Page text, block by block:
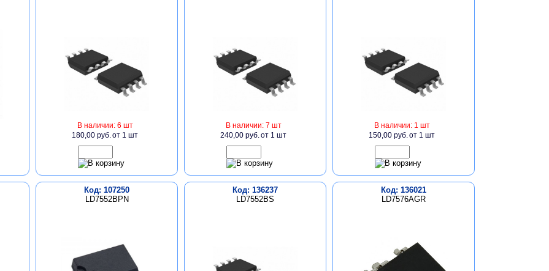
В наличии: 6 шт
180,00 руб.от 1 шт
В наличии: 7 шт
240,00 руб.от 1 шт
В наличии: 1 шт
150,00 руб.от 1 шт
Код: 107250
LD7552BPN
Код: 136237
LD7552BS
Код: 136021
LD7576AGR